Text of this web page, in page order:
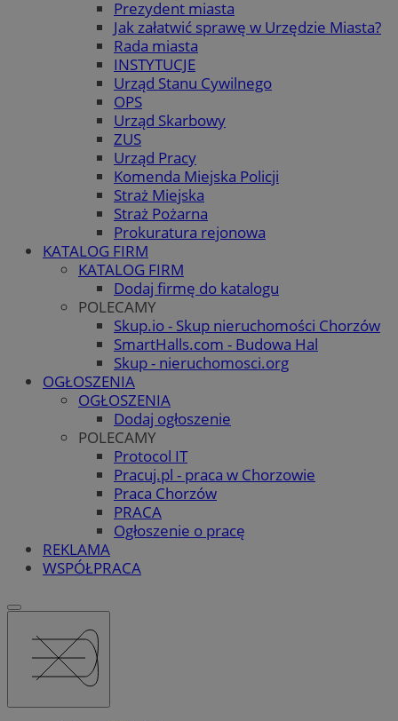
Prezydent miasta
Jak załatwić sprawę w Urzędzie Miasta?
Rada miasta
INSTYTUCJE
Urząd Stanu Cywilnego
OPS
Urząd Skarbowy
ZUS
Urząd Pracy
Komenda Miejska Policji
Straż Miejska
Straż Pożarna
Prokuratura rejonowa
KATALOG FIRM
KATALOG FIRM
Dodaj firmę do katalogu
POLECAMY
Skup.io - Skup nieruchomości Chorzów
SmartHalls.com - Budowa Hal
Skup - nieruchomosci.org
OGŁOSZENIA
OGŁOSZENIA
Dodaj ogłoszenie
POLECAMY
Protocol IT
Pracuj.pl - praca w Chorzowie
Praca Chorzów
PRACA
Ogłoszenie o pracę
REKLAMA
WSPÓŁPRACA